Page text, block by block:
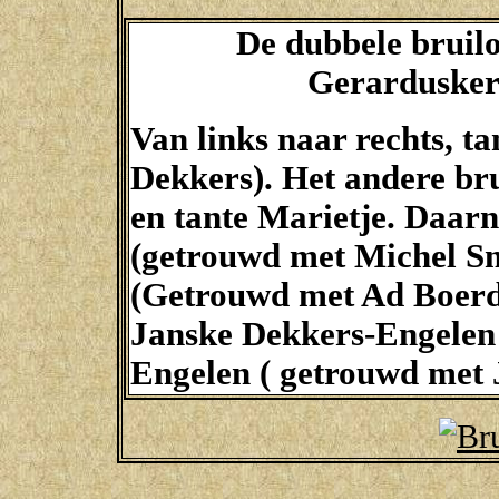
De dubbele
Van links naar rechts,
Dekkers). Het andere
en tante Marietje.
(getrouwd met Michel
(Getrouwd met Ad
Janske Dekkers-
Engelen ( getrouwd met